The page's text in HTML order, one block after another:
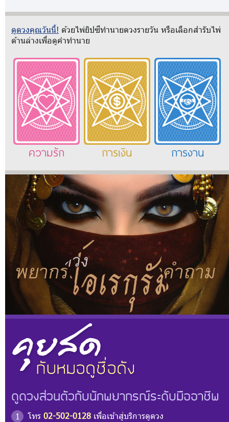
ดูดวงคุณวันนี้! ด้วยไพ่ยิปซีทำนายดวงรายวัน หรือเลือกสำรับไพ่
ด้านล่างเพื่อดูคำทำนาย
ความรัก การเงิน การงาน
ดูดวงส่วนตัวกับนักพยากรณ์ระดับมืออาชีพ
1 โทร 02-502-0128 เพื่อเข้าสู่บริการดูดวง